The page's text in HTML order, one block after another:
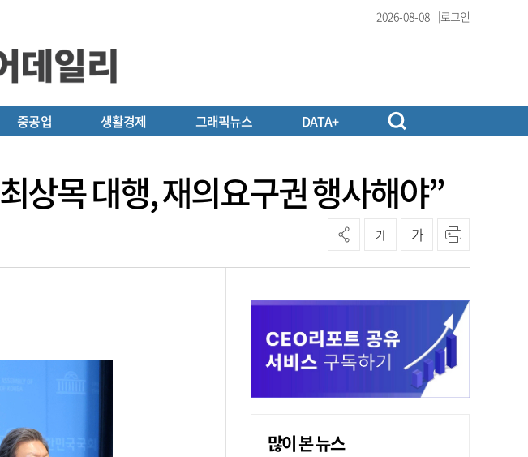
2026-08-08 로그인
중공업 생활경제 그래픽뉴스 DATA+
상목 대행, 재의요구권 행사해야”
가 가
많이 본 뉴스